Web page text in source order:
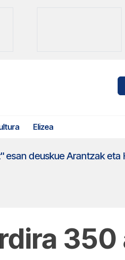
Elizea
esan deuskue Arantzak eta
350